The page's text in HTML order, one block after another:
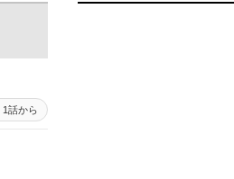
1話から